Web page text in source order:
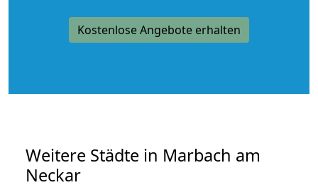
Kostenlose Angebote erhalten
Weitere Städte in Marbach am
Neckar